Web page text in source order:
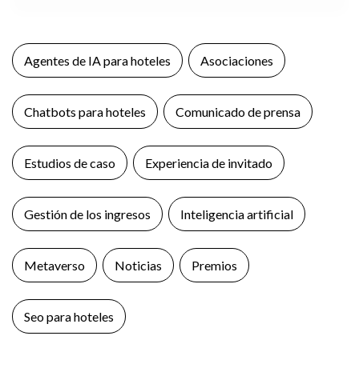
Agentes de IA para hoteles Asociaciones
Chatbots para hoteles Comunicado de prensa
Estudios de caso Experiencia de invitado
Gestión de los ingresos Inteligencia artificial
Metaverso Noticias Premios
Seo para hoteles